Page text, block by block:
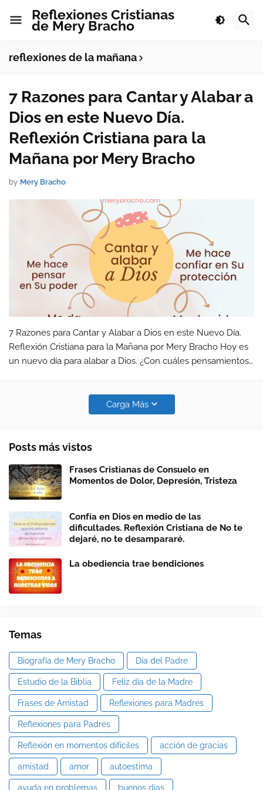
Reflexiones Cristianas
de Mery Bracho
reflexiones de la mañana
7 Razones para Cantar y Alabar a
Dios en este Nuevo Día.
Reflexión Cristiana para la
Mañana por Mery Bracho
by Mery Bracho
7 Razones para Cantar y Alabar a Dios en este Nuevo Día.
Reflexión Cristiana para la Mañana por Mery Bracho Hoy es
un nuevo día para alabar a Dios. ¿Con cuáles pensamientos
Carga Más
Posts más vistos
Frases Cristianas de Consuelo en
Momentos de Dolor, Depresión, Tristeza
Confía en Dios en medio de las
dificultades. Reflexión Cristiana de No te
dejaré, no te desampararé.
La obediencia trae bendiciones
Temas
Biografía de Mery Bracho Día del Padre
Estudio de la Biblia Feliz día de la Madre
Frases de Amistad Reflexiones para Madres
Reflexiones para Padres
Reflexión en momentos difíciles acción de gracias
amistad amor autoestima
ayuda en problemas buenos dias